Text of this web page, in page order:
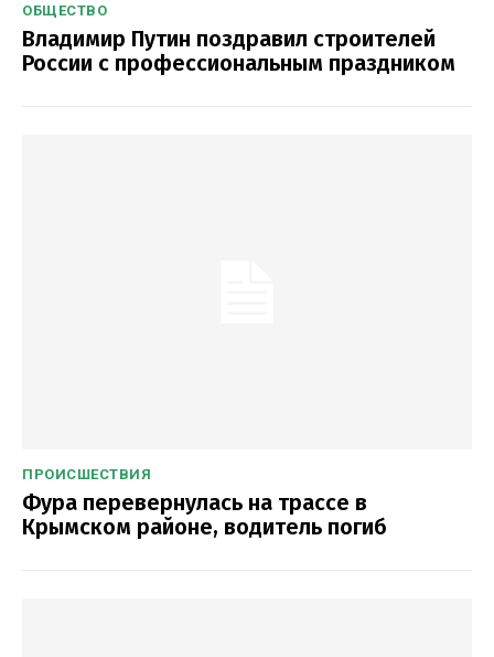
ОБЩЕСТВО
Владимир Путин поздравил строителей
России с профессиональным праздником
ПРОИСШЕСТВИЯ
Фура перевернулась на трассе в
Крымском районе, водитель погиб